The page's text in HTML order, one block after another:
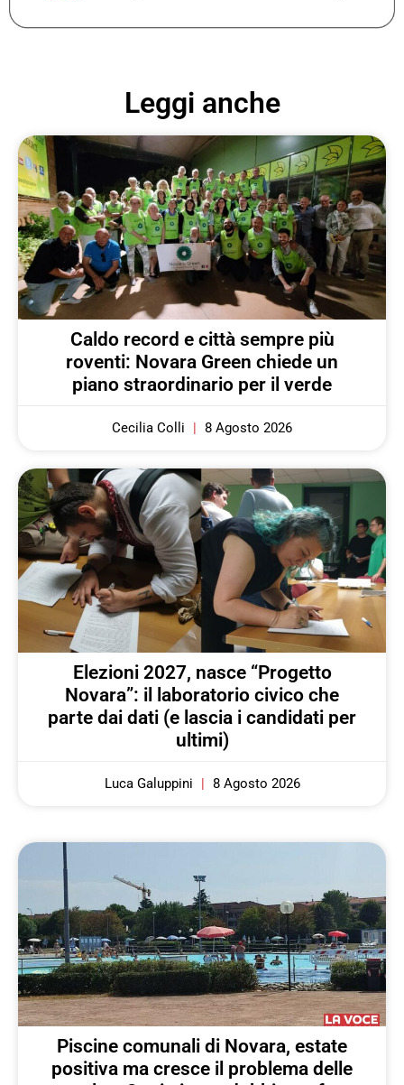
Leggi anche
Caldo record e città sempre più
roventi: Novara Green chiede un
piano straordinario per il verde
Cecilia Colli 8 Agosto 2026
Elezioni 2027, nasce “Progetto
Novara”: il laboratorio civico che
parte dai dati (e lascia i candidati per
ultimi)
Luca Galuppini 8 Agosto 2026
Piscine comunali di Novara, estate
positiva ma cresce il problema delle